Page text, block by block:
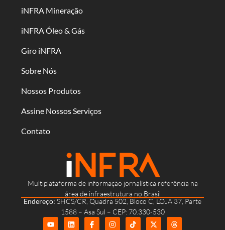
Multiplataforma de informação jornalística referência na
área de infraestrutura no Brasil
Endereço: SHCS/CR, Quadra 502, Bloco C, LOJA 37, Parte
1588 – Asa Sul – CEP: 70.330-530
iNFRA Mineração
iNFRA Óleo & Gás
Giro iNFRA
Sobre Nós
Nossos Produtos
Assine Nossos Serviços
Contato